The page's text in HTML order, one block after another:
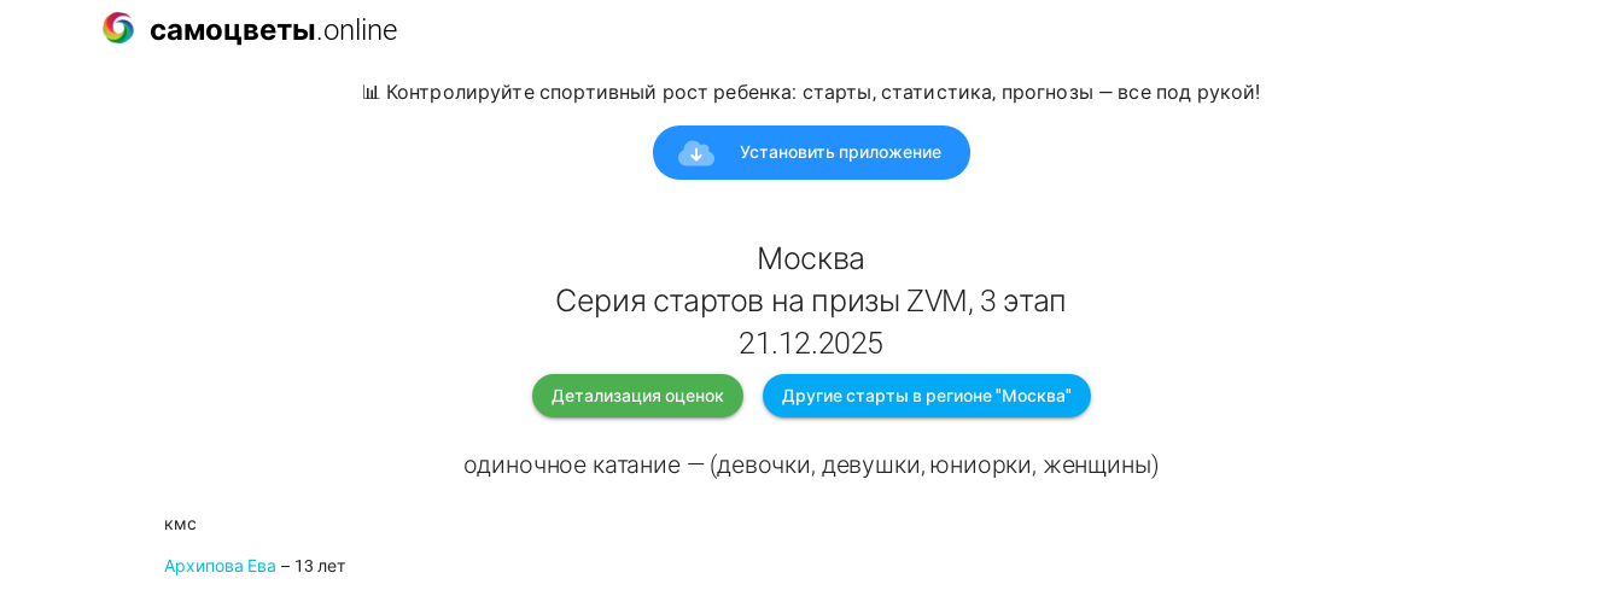
самоцветы.online
📊 Контролируйте спортивный рост ребенка: старты, статистика, прогнозы — все под рукой!
Установить приложение
Москва
Серия стартов на призы ZVM, 3 этап
21.12.2025
Детализация оценок Другие старты в регионе "Москва"
одиночное катание — (девочки, девушки, юниорки, женщины)
кмс
Архипова Ева – 13 лет